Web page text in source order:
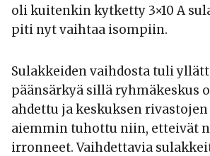
oli kuitenkin kytketty 3×10 A
piti nyt vaihtaa isompiin.
Sulakkeiden vaihdosta tuli
päänsärkyä sillä ryhmäkeskus
ahdettu ja keskuksen
aiemmin tuhottu niin, etteivät
irronneet. Vaihdettavia